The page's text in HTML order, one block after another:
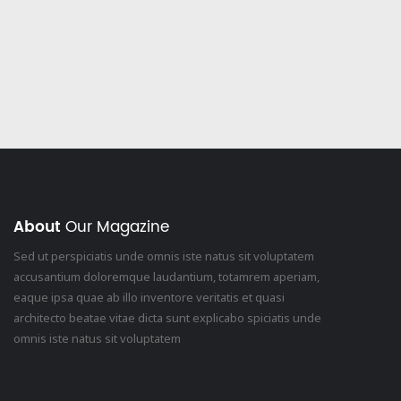
About Our Magazine
Sed ut perspiciatis unde omnis iste natus sit voluptatem
accusantium doloremque laudantium, totamrem aperiam,
eaque ipsa quae ab illo inventore veritatis et quasi
architecto beatae vitae dicta sunt explicabo spiciatis unde
omnis iste natus sit voluptatem